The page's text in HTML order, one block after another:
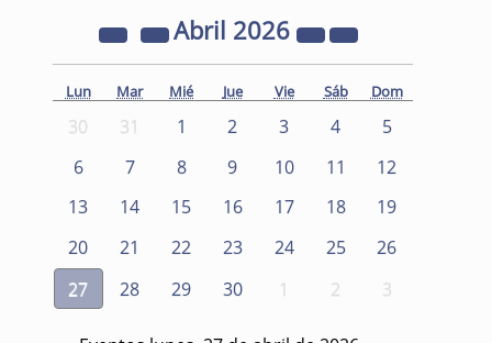
Abril 2026
Lun Mar Mié Jue Vie Sáb Dom
30 31 1 2 3 4
5
6
7 8 9 10 11
12
13
14 15 16 17 18
19
20
21 22 23 24 25
26
27
28 29 30 1 2 3